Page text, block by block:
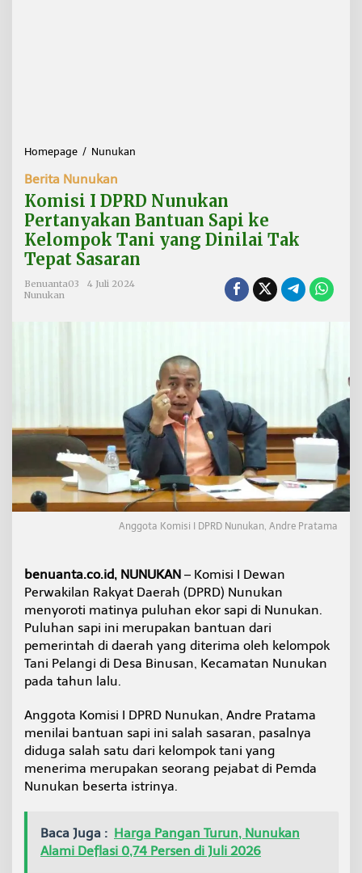
Homepage / Nunukan
i
s
i
I
D
P
e
r
t
a
n
y
a
k
B
a
t
u
a
n
i
k
e
K
e
l
p
o
Berita Nunukan
Komisi I DPRD Nunukan
Pertanyakan Bantuan Sapi ke
Kelompok Tani yang Dinilai Tak
Tepat Sasaran
Benuanta03
4 Juli 2024
Nunukan
Anggota Komisi I DPRD Nunukan, Andre Pratama
benuanta.co.id, NUNUKAN – Komisi I Dewan
Perwakilan Rakyat Daerah (DPRD) Nunukan
menyoroti matinya puluhan ekor sapi di Nunukan.
Puluhan sapi ini merupakan bantuan dari
pemerintah di daerah yang diterima oleh kelompok
Tani Pelangi di Desa Binusan, Kecamatan Nunukan
pada tahun lalu.
Anggota Komisi I DPRD Nunukan, Andre Pratama
menilai bantuan sapi ini salah sasaran, pasalnya
diduga salah satu dari kelompok tani yang
menerima merupakan seorang pejabat di Pemda
Nunukan beserta istrinya.
Baca Juga : Harga Pangan Turun, Nunukan
Alami Deflasi 0,74 Persen di Juli 2026